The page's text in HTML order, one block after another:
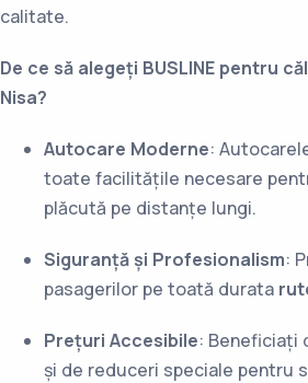
calitate.
De ce să alegeți BUSLINE pentru
Nisa?
Autocare Moderne:
toate facilitățile necesare
plăcută pe distanțe lungi.
Siguranță și Profesionalism:
pasagerilor pe toată durata
Prețuri Accesibile: Beneficiați
și de reduceri speciale pentru